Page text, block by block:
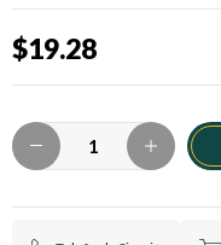
$19.28